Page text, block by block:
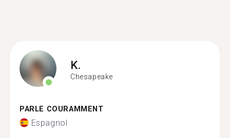
K.
Chesapeake
PARLE COURAMMENT
Espagnol